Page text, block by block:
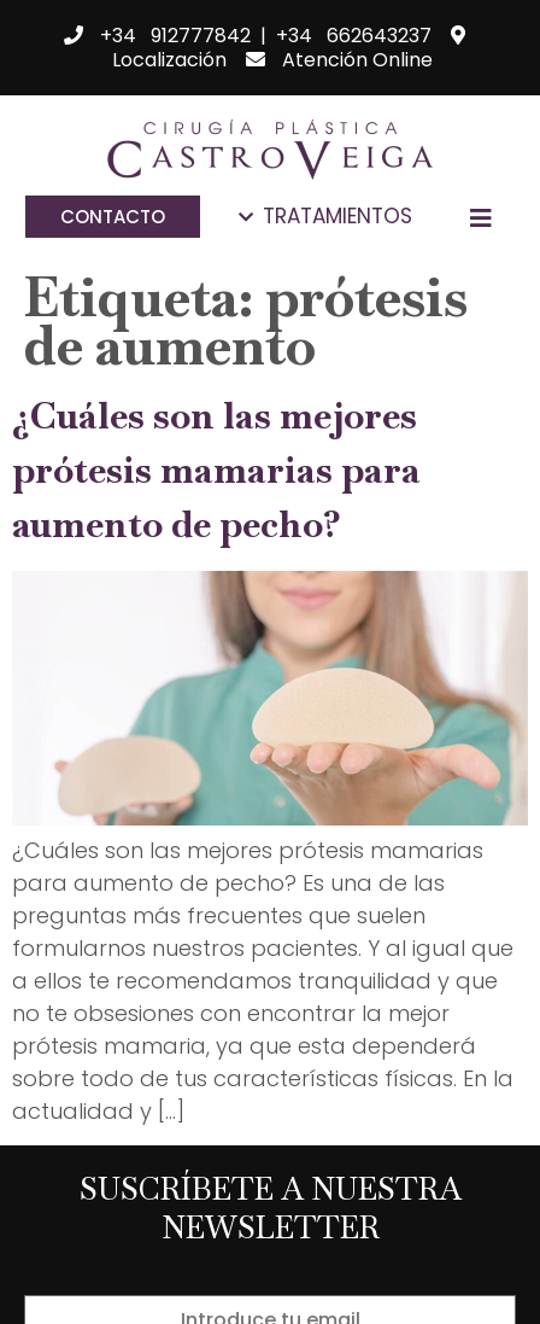
+34 912777842| +34 662643237
Localización
Atención Online
CONTACTO TRATAMIENTOS
Etiqueta: prótesis
de aumento
¿Cuáles son las mejores
prótesis mamarias para
aumento de pecho?
¿Cuáles son las mejores prótesis mamarias
para aumento de pecho? Es una de las
preguntas más frecuentes que suelen
formularnos nuestros pacientes. Y al igual que
a ellos te recomendamos tranquilidad y que
no te obsesiones con encontrar la mejor
prótesis mamaria, ya que esta dependerá
sobre todo de tus características físicas. En la
actualidad y […]
SUSCRÍBETE A NUESTRA
NEWSLETTER